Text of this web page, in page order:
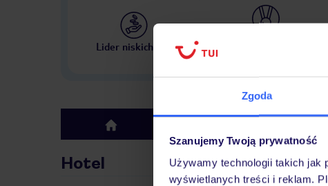
Zgoda
Szanujemy Twoją prywatność
Używamy technologii takich jak
wyświetlanych treści i reklam.
Lider niskich cen
top
Hotel